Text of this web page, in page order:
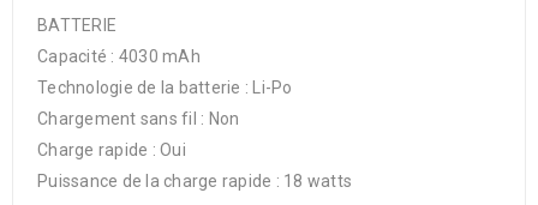
BATTERIE
Capacité : 4030 mAh
Technologie de la batterie : Li-Po
Chargement sans fil : Non
Charge rapide : Oui
Puissance de la charge rapide : 18 watts